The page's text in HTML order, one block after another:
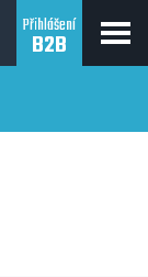
Přihlášení
B2B